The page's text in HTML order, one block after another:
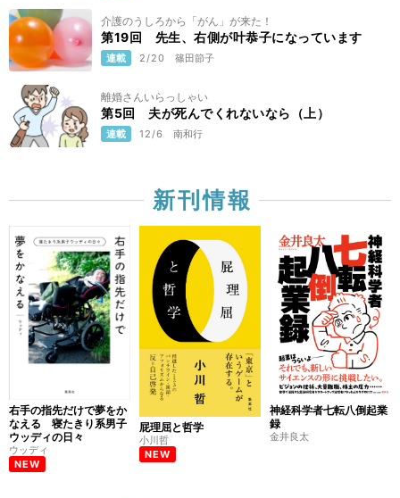
介護のうしろから「がん」が来た！
第19回 先生、右側が叶恭子になっています
連載 2/20 篠田節子
離婚さんいらっしゃい
第5回 夫が死んでくれないなら（上）
連載 12/6 南和行
新刊情報
右手の指先だけで夢をか
なえる 寝たきり系男子
ウッディの日々
ウッディ
NEW
屁理屈と哲学
小川哲
NEW
神経科学者七転八倒起業
録
金井良太